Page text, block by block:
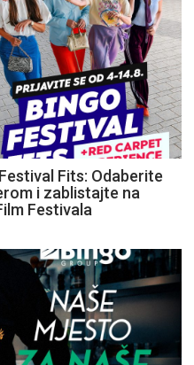
Fits: Odaberite
i zablistajte na
Festivala